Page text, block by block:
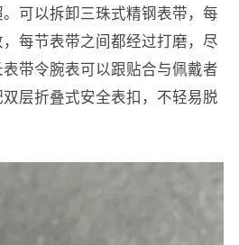
可以拆卸三珠式精钢表带，每
每节表带之间都经过打磨，尽
带令腕表可以跟贴合与佩戴者
层折叠式安全表扣，不轻易脱